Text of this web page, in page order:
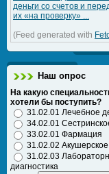
деньги со счетов и
их «на проверку» ...
(Feed generated with
Наш опрос
На какую
хотели бы поступить?
31.02.01 Лечебное
34.02.01
33.02.01 Фармация
31.02.02
31.02.03
диагностика